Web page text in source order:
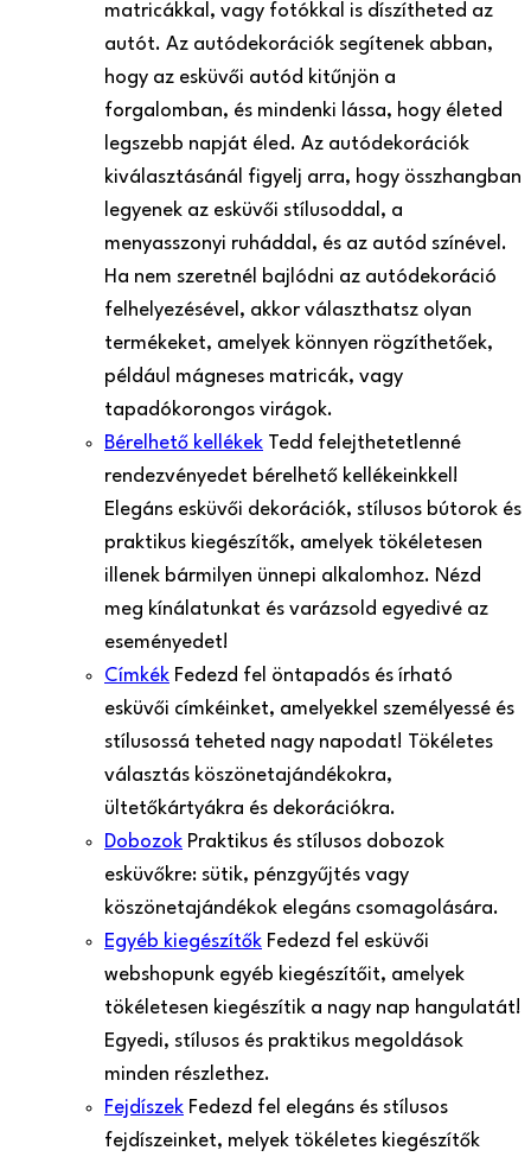
matricákkal, vagy fotókkal is díszítheted az
autót. Az autódekorációk segítenek abban,
hogy az esküvői autód kitűnjön a
forgalomban, és mindenki lássa, hogy életed
legszebb napját éled. Az autódekorációk
kiválasztásánál figyelj arra, hogy összhangban
legyenek az esküvői stílusoddal, a
menyasszonyi ruháddal, és az autód színével.
Ha nem szeretnél bajlódni az autódekoráció
felhelyezésével, akkor választhatsz olyan
termékeket, amelyek könnyen rögzíthetőek,
például mágneses matricák, vagy
tapadókorongos virágok.
Bérelhető kellékek Tedd felejthetetlenné
rendezvényedet bérelhető kellékeinkkel!
Elegáns esküvői dekorációk, stílusos bútorok és
praktikus kiegészítők, amelyek tökéletesen
illenek bármilyen ünnepi alkalomhoz. Nézd
meg kínálatunkat és varázsold egyedivé az
eseményedet!
Címkék Fedezd fel öntapadós és írható
esküvői címkéinket, amelyekkel személyessé és
stílusossá teheted nagy napodat! Tökéletes
választás köszönetajándékokra,
ültetőkártyákra és dekorációkra.
Dobozok Praktikus és stílusos dobozok
esküvőkre: sütik, pénzgyűjtés vagy
köszönetajándékok elegáns csomagolására.
Egyéb kiegészítők Fedezd fel esküvői
webshopunk egyéb kiegészítőit, amelyek
tökéletesen kiegészítik a nagy nap hangulatát!
Egyedi, stílusos és praktikus megoldások
minden részlethez.
Fejdíszek Fedezd fel elegáns és stílusos
fejdíszeinket, melyek tökéletes kiegészítők